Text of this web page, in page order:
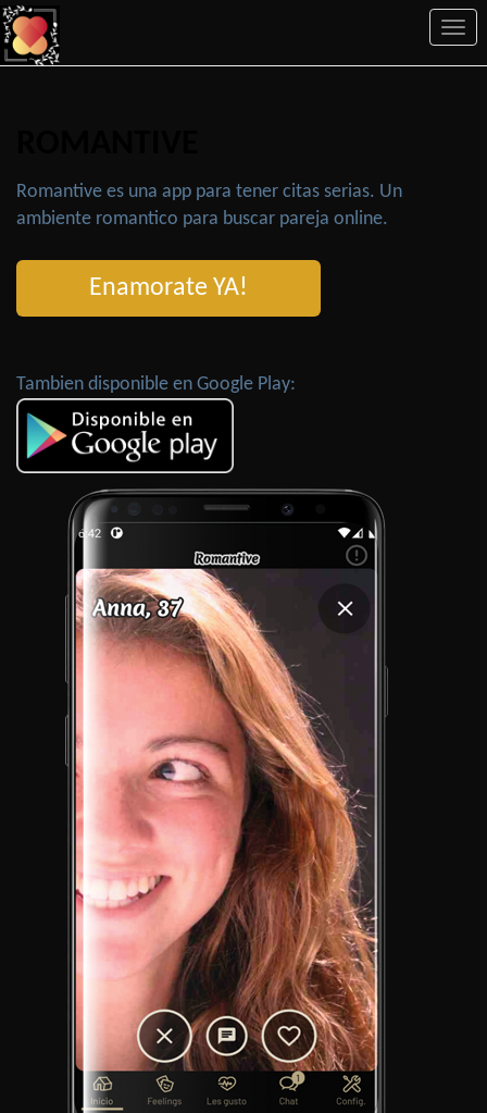
Romantive es una app para tener citas serias. Un
ambiente romantico para buscar pareja online.
Enamorate YA!
Tambien disponible en Google Play: